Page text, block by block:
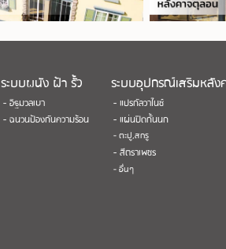
ระบบผนัง ฝ้า รั้ว ระบบอุปกรณ์เสริมหลัง
- อิฐมวลเบา
- แปรกัลวาไนซ์
- ฉนวนป้องกันความร้อน
- แผ่นปิดกั้นนก
- ตะปู,สกรู
- สีตราเพชร
- อื่นๆ